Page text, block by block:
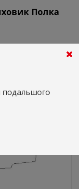
Полка
подальшого